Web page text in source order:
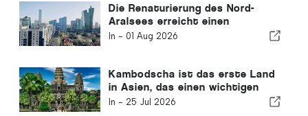
Die Renaturierung des Nord-
Aralsees erreicht einen
wichtigen Meilenstein
In - 01 Aug 2026
Kambodscha ist das erste Land
in Asien, das einen wichtigen
Meilenstein im Kampf gegen HIV
In - 25 Jul 2026